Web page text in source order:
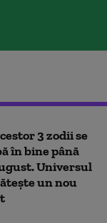
3 zodii se
în bine până
Universul
un nou